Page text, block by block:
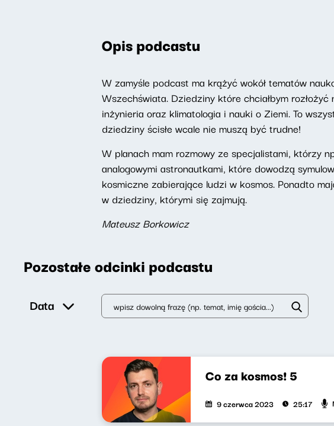
Opis podcastu
W zamyśle podcast ma krążyć wokół tematów
Wszechświata. Dziedziny które chciałbym
inżynieria oraz klimatologia i nauki o Ziemi. To
dziedziny ścisłe wcale nie muszą być trudne!
W planach mam rozmowy ze specjalistami, którzy
analogowymi astronautkami, które dowodzą
kosmiczne zabierające ludzi w kosmos. Ponadto
w dziedziny, którymi się zajmują.
Mateusz Borkowicz
Pozostałe odcinki podcastu
Data
Co za kosmos! 5
9 czerwca 2023 25:17